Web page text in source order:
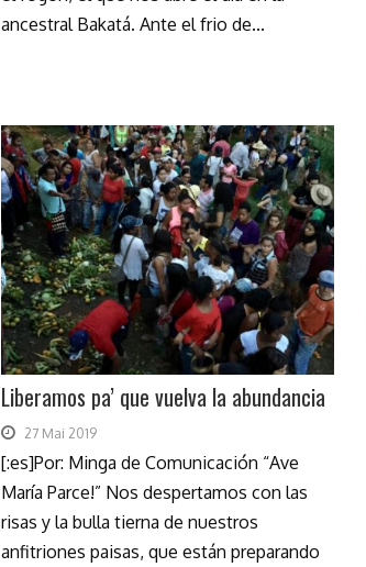
ancestral Bakatá. Ante el frio de...
Liberamos pa’ que vuelva la abundancia
27 Mai 2019
[:es]Por: Minga de Comunicación “Ave
María Parce!” Nos despertamos con las
risas y la bulla tierna de nuestros
anfitriones paisas, que están preparando